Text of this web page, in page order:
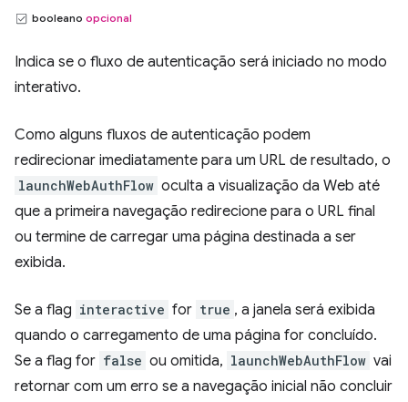
booleano opcional
Indica se o fluxo de autenticação será iniciado no modo
interativo.
Como alguns fluxos de autenticação podem
redirecionar imediatamente para um URL de resultado, o
launchWebAuthFlow oculta a visualização da Web até
que a primeira navegação redirecione para o URL final
ou termine de carregar uma página destinada a ser
exibida.
Se a flag interactive for true , a janela será exibida
quando o carregamento de uma página for concluído.
Se a flag for false ou omitida, launchWebAuthFlow vai
retornar com um erro se a navegação inicial não concluir